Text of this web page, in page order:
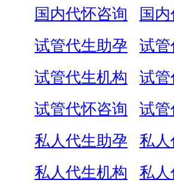
国内代怀咨询
国
试管代生助孕
试管
试管代生机构
试管
试管代怀咨询
试管
私人代生助孕
私人
私人代生机构
私人